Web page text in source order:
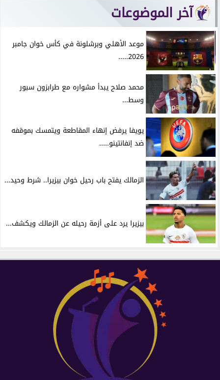
آخر الموضوعات
موعد الأهلي وبرشلونة في كأس خوان جامبر
2026.....
محمد صلاح يبدأ مشواره مع طرابزون سبور
وسط...
يويفا يرفض إنهاء المقاطعة ويتمسك بموقفه
ضد إنفانتينو.....
الزمالك يفتح باب رحيل خوان بيزيرا.. شرط وحيد...
بيزيرا يرد على أزمة رحيله عن الزمالك ويكشف...